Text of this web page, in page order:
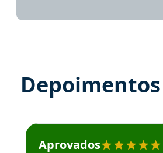
Depoimentos
Estudante José recomenda o
Aprovados